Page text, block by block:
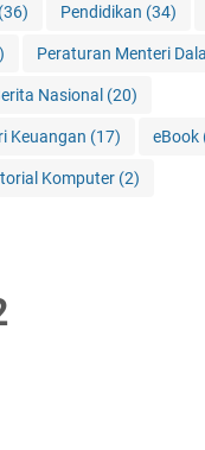
(36) Pendidikan (34)
Peraturan Menteri
Nasional (20)
Keuangan (17) eBook
Komputer (2)